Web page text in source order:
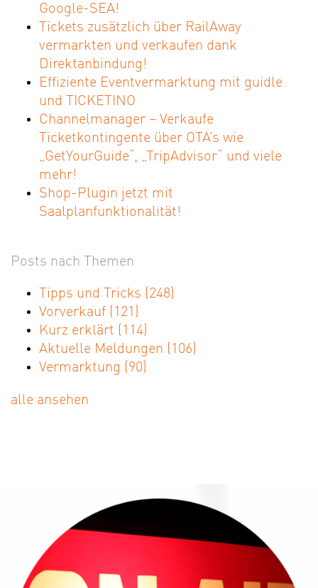
Google-SEA!
Tickets zusätzlich über RailAway
vermarkten und verkaufen dank
Direktanbindung!
Effiziente Eventvermarktung mit guidle
und TICKETINO
Channelmanager – Verkaufe
Ticketkontingente über OTA’s wie
„GetYourGuide“, „TripAdvisor“ und viele
mehr!
Shop-Plugin jetzt mit
Saalplanfunktionalität!
Posts nach Themen
Tipps und Tricks (248)
Vorverkauf (121)
Kurz erklärt (114)
Aktuelle Meldungen (106)
Vermarktung (90)
alle ansehen